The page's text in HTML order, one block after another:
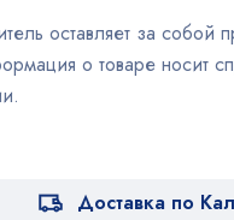
оставляет за собой
о товаре носит
Доставка по